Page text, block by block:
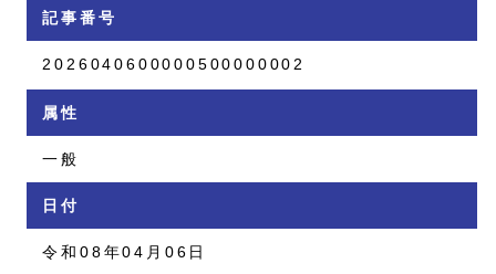
記事番号
2026040600000500000002
属性
一般
日付
令和08年04月06日